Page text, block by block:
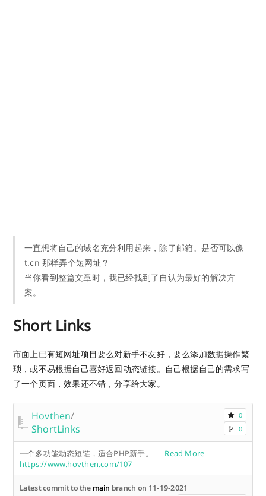
一直想将自己的域名充分利用起来，除了邮箱。是否可以像
t.cn 那样弄个短网址？
当你看到整篇文章时，我已经找到了自认为最好的解决方
案。
Short Links
市面上已有短网址项目要么对新手不友好，要么添加数据操作繁
琐，或不易根据自己喜好返回动态链接。自己根据自己的需求写
了一个页面，效果还不错，分享给大家。
Hovthen/
ShortLinks
0
0
一个多功能动态短链，适合PHP新手。 — Read More
https://www.hovthen.com/107
Latest commit to the main branch on 11-19-2021